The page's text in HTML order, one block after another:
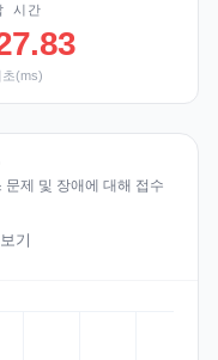
시간
초(ms)
제 및 장애에 대해 접수
기